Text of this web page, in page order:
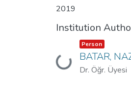
2019
Institution
Loading...
Item type:
Person ,
BATAR,
Dr. Öğr. Üyesi